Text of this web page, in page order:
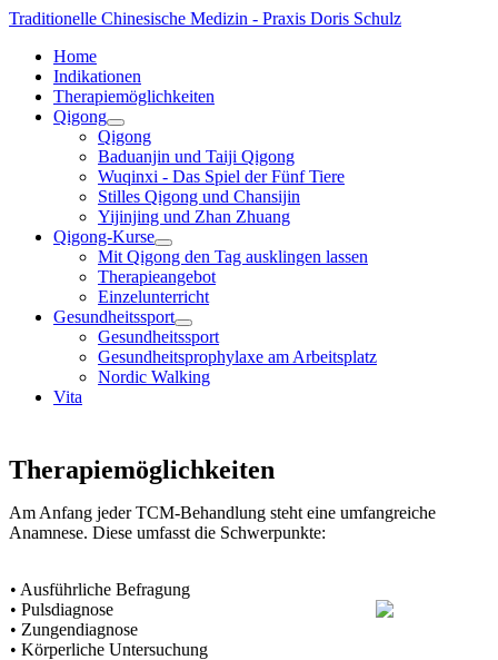
Traditionelle Chinesische Medizin - Praxis Doris Schulz
Home
Indikationen
Therapiemöglichkeiten
Qigong
Qigong
Baduanjin und Taiji Qigong
Wuqinxi - Das Spiel der Fünf Tiere
Stilles Qigong und Chansijin
Yijinjing und Zhan Zhuang
Qigong-Kurse
Mit Qigong den Tag ausklingen lassen
Therapieangebot
Einzelunterricht
Gesundheitssport
Gesundheitssport
Gesundheitsprophylaxe am Arbeitsplatz
Nordic Walking
Vita
Therapiemöglichkeiten
Am Anfang jeder TCM-Behandlung steht eine umfangreiche
Anamnese. Diese umfasst die Schwerpunkte:
• Ausführliche Befragung
• Pulsdiagnose
• Zungendiagnose
• Körperliche Untersuchung